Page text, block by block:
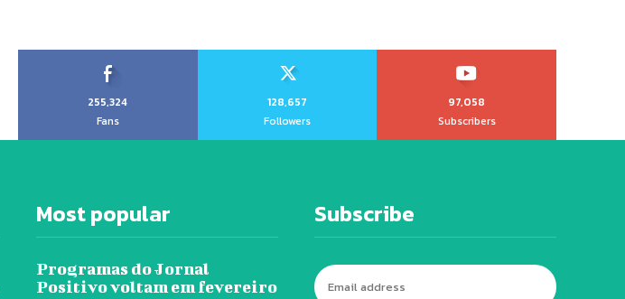
255,324
Fans
128,657
Followers
97,058
Subscribers
Most popular
Programas do Jornal
Positivo voltam em fevereiro
Subscribe